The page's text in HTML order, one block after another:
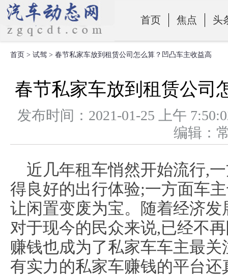
首页 焦点 头
零部件
首页 > 试驾 > 春节私家车放到租赁公司怎么算？凹凸车主收益高
春节私家车放到租赁公司
发布时间：2021-01-25 上午
编辑
近几年租车悄然开始流行,
得良好的出行体验;一方面车
让闲置变废为宝。随着经济
对于现今的民众来说,已经不
赚钱也成为了私家车车主最
有实力的私家车赚钱的平台